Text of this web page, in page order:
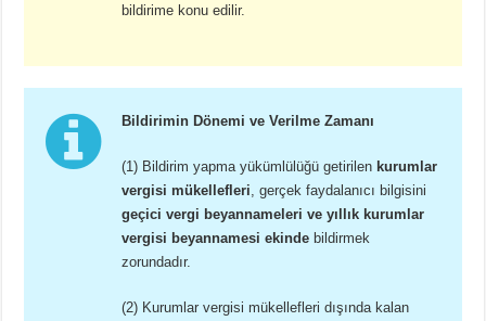
bildirime konu edilir.
Bildirimin Dönemi ve Verilme Zamanı
(1) Bildirim yapma yükümlülüğü getirilen kurumlar
vergisi mükellefleri , gerçek faydalanıcı bilgisini
geçici vergi beyannameleri ve yıllık kurumlar
vergisi beyannamesi ekinde bildirmek
zorundadır.
(2) Kurumlar vergisi mükellefleri dışında kalan